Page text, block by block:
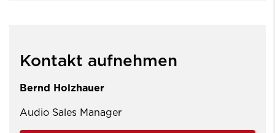
Kontakt aufnehmen
Bernd Holzhauer
Audio Sales Manager